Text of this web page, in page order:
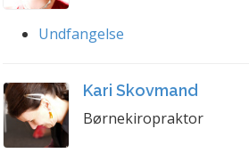
Undfangelse
Kari Skovmand
Børnekiropraktor